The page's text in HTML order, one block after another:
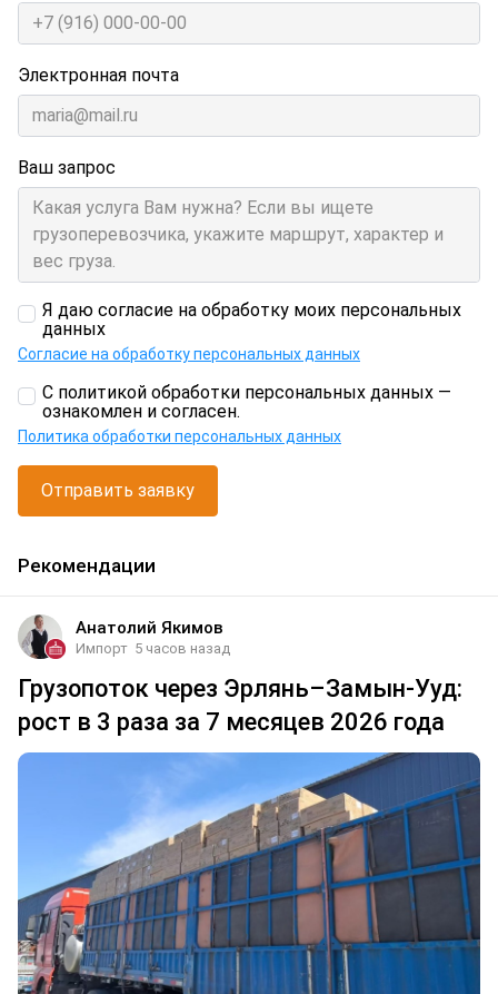
Электронная почта
Ваш запрос
Я даю согласие на обработку моих персональных
данных
Согласие на обработку персональных данных
С политикой обработки персональных данных —
ознакомлен и согласен.
Политика обработки персональных данных
Отправить заявку
Рекомендации
Анатолий Якимов
Импорт 5 часов назад
Грузопоток через Эрлянь–Замын-Ууд:
рост в 3 раза за 7 месяцев 2026 года